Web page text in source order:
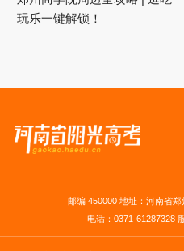
玩乐一键解锁！
邮编 450000 地址：河南省
电话：0371-61287328